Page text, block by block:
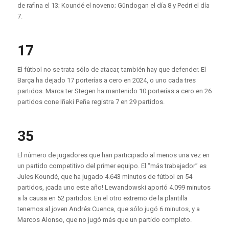
de rafina el 13; Koundéel noveno; Gündogan el día 8 y Pedri el día
7.
17
El fútbol no se trata sólo de atacar, también hay que defender.El
Barça ha dejado 17 porterías a cero en 2024, o uno cada tres
partidos. MarcaterStegen ha mantenido 10 porterías a cero en 26
partidos cone Iñaki Peña registra 7 en 29 partidos.
35
El número de jugadores que han participado al menos una vez en
un partido competitivo del primer equipo. El “más trabajador” es
Jules Koundé, que ha jugado 4.643 minutos de fútbol en 54
partidos, ¡cada uno este año! Lewandowski aportó 4.099 minutos
a la causa en 52 partidos. En el otro extremo de la plantilla
tenemos al joven Andrés Cuenca, que sólo jugó 6 minutos, y a
Marcos Alonso, que no jugó más que un partido completo.